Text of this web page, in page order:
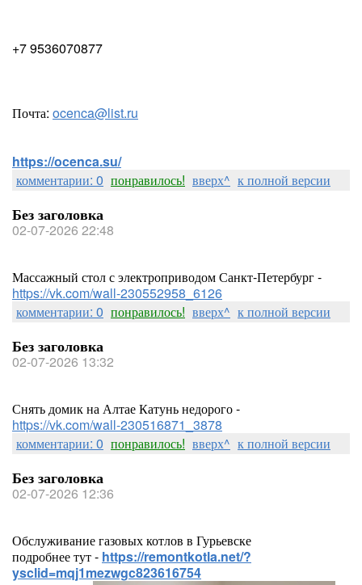
+7 9536070877
Почта: ocenca@list.ru
https://ocenca.su/
комментарии: 0 понравилось! вверх^ к полной версии
Без заголовка
02-07-2026 22:48
Массажный стол с электроприводом Санкт-Петербург -
https://vk.com/wall-230552958_6126
комментарии: 0 понравилось! вверх^ к полной версии
Без заголовка
02-07-2026 13:32
Снять домик на Алтае Катунь недорого -
https://vk.com/wall-230516871_3878
комментарии: 0 понравилось! вверх^ к полной версии
Без заголовка
02-07-2026 12:36
Обслуживание газовых котлов в Гурьевске
подробнее тут - https://remontkotla.net/?
ysclid=mqj1mezwgc823616754